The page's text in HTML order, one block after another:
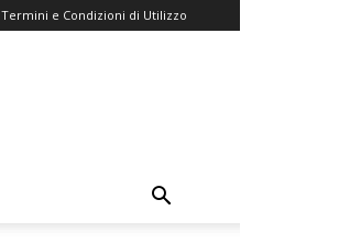
Termini e Condizioni di Utilizzo